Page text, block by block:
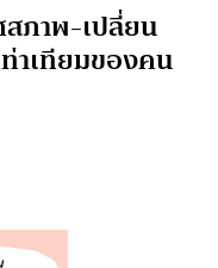
สภาพ-เปลี่ยน
าเทียมของคน